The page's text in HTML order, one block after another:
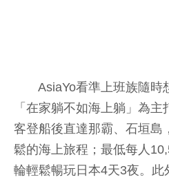
AsiaYo看準上班族隨時
「在家躺不如海上躺」為
客登船後直達那霸、石垣島
鬆的海上旅程；最低每人
輪輕鬆暢玩日本4天3夜。此